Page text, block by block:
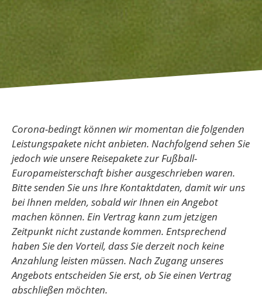
Corona-bedingt können wir momentan die folgenden
Leistungspakete nicht anbieten. Nachfolgend sehen Sie
jedoch wie unsere Reisepakete zur Fußball-
Europameisterschaft bisher ausgeschrieben waren.
Bitte senden Sie uns Ihre Kontaktdaten, damit wir uns
bei Ihnen melden, sobald wir Ihnen ein Angebot
machen können. Ein Vertrag kann zum jetzigen
Zeitpunkt nicht zustande kommen. Entsprechend
haben Sie den Vorteil, dass Sie derzeit noch keine
Anzahlung leisten müssen. Nach Zugang unseres
Angebots entscheiden Sie erst, ob Sie einen Vertrag
abschließen möchten.